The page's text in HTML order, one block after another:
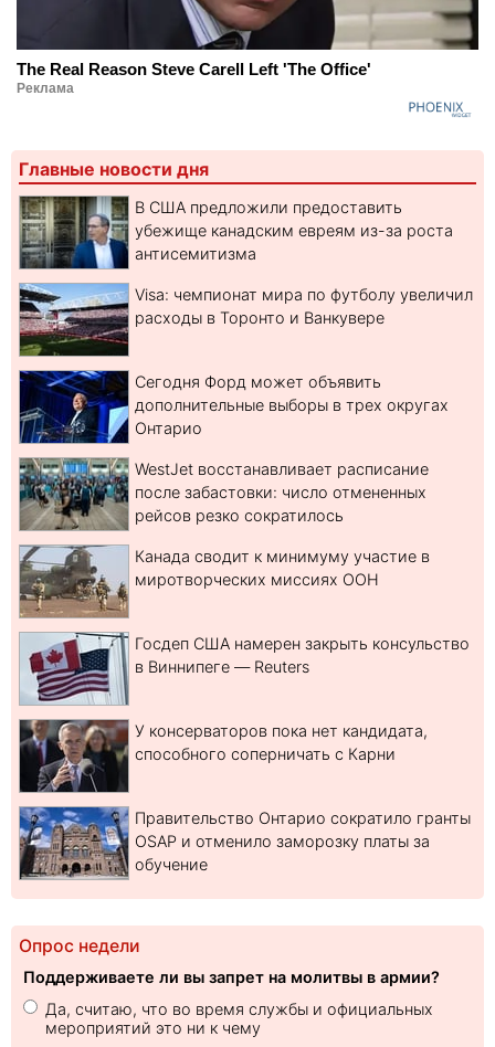
The Real Reason Steve Carell Left 'The Office'
Реклама
Главные новости дня
В США предложили предоставить
убежище канадским евреям из-за роста
антисемитизма
Visa: чемпионат мира по футболу увеличил
расходы в Торонто и Ванкувере
Сегодня Форд может объявить
дополнительные выборы в трех округах
Онтарио
WestJet восстанавливает расписание
после забастовки: число отмененных
рейсов резко сократилось
Канада сводит к минимуму участие в
миротворческих миссиях ООН
Госдеп США намерен закрыть консульство
в Виннипеге — Reuters
У консерваторов пока нет кандидата,
способного соперничать с Карни
Правительство Онтарио сократило гранты
OSAP и отменило заморозку платы за
обучение
Опрос недели
Поддерживаете ли вы запрет на молитвы в армии?
Да, считаю, что во время службы и официальных
мероприятий это ни к чему